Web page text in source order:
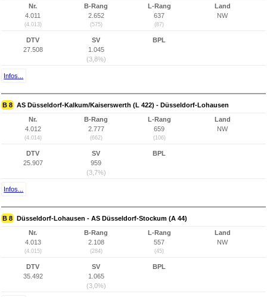
Nr.
4.011
(4.013)
B-Rang
2.652
(575)
L-Rang
637
(87)
Land
NW
DTV
27.508
SV
1.045
(3,8%)
BPL
Infos...
B 8 AS Düsseldorf-Kalkum/Kaiserswerth (L 422) - Düsseldorf-Lohausen
Nr.
4.012
(4.014)
B-Rang
2.777
(662)
L-Rang
659
(106)
Land
NW
DTV
25.907
SV
959
(3,7%)
BPL
Infos...
B 8 Düsseldorf-Lohausen - AS Düsseldorf-Stockum (A 44)
Nr.
4.013
(4.015)
B-Rang
2.108
(284)
L-Rang
557
(45)
Land
NW
DTV
35.492
SV
1.065
(3,0%)
BPL